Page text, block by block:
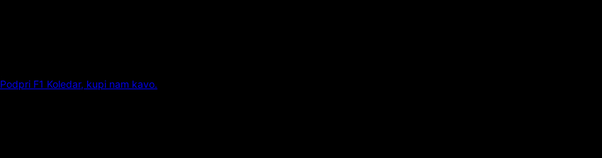
Podpri F1 Koledar, kupi nam kavo.